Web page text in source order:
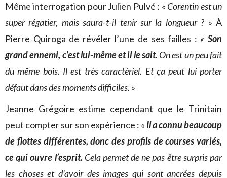
Même interrogation pour Julien Pulvé : « Corentin est un
super régatier, mais saura-t-il tenir sur la longueur ? » À
Pierre Quiroga de révéler l’une de ses failles : «Son
grand ennemi, c’est lui-mêmeet il le sait. On est un peu fait
du même bois. Il est très caractériel. Et ça peut lui porter
défaut dans des moments difficiles. »
Jeanne Grégoire estime cependant que le Trinitain
peut compter sur son expérience : « Il a connu beaucoup
de flottes différentes, donc des profils de courses variés,
ce qui ouvre l’esprit. Cela permet de ne pas être surpris par
les choses et d’avoir des images qui sont ancrées depuis